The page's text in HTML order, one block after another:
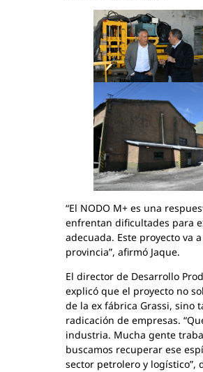
“El NODO M+ es una
enfrentan dificultades para
adecuada. Este proyecto va
provincia”, afirmó Jaque.
El director de Desarrollo
explicó que el proyecto no
de la ex fábrica Grassi, sino
radicación de empresas.
industria. Mucha gente
buscamos recuperar ese
sector petrolero y logístico”,